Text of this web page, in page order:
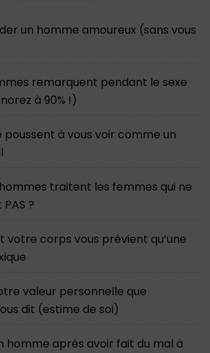
un homme amoureux (sans vous
remarquent pendant le sexe
à 90% !)
poussent à vous voir comme un
traitent les femmes qui ne
?
votre corps vous prévient qu’une
valeur personnelle que
dit (estime de soi)
homme après avoir fait du mal à